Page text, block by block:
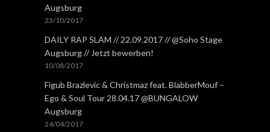
Augsburg
23/10/2017
DAILY RAP SLAM // 22.09.2017 // @Soho Stage
Augsburg // Jetzt bewerben!
10/08/2017
Figub Brazlevic & Christmaz feat. BlabberMouf –
Ego & Soul Tour 28.04.17 @BUNGALOW
Augsburg
24/04/2017